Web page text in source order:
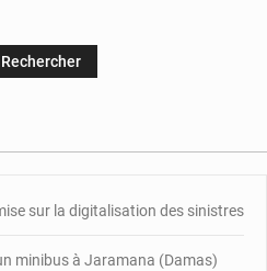
sur la digitalisation des sinistres
minibus à Jaramana (Damas)